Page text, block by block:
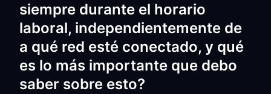
siempre durante el horario
laboral, independientemente de
a qué red esté conectado, y qué
es lo más importante que debo
saber sobre esto?